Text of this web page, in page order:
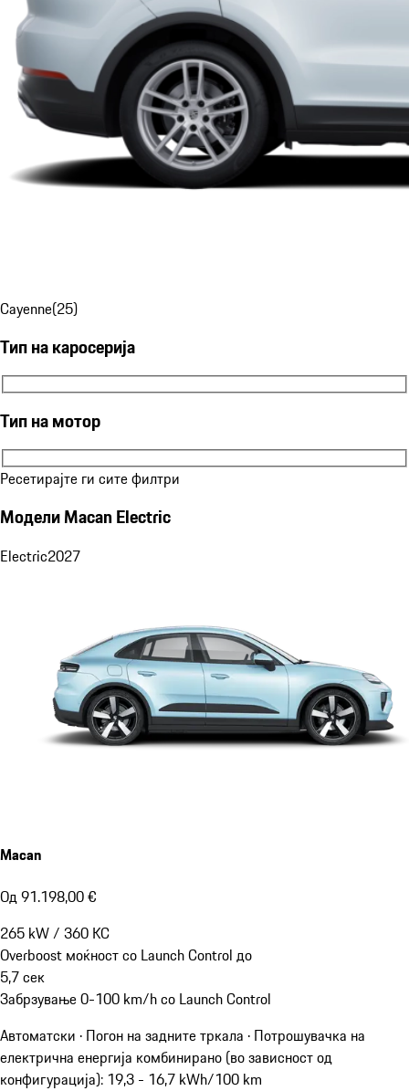
Cayenne(25)
Тип на каросерија
Тип на каросерија
Тип на мотор
Тип на мотор
Ресетирајте ги сите филтри
Модели Macan Electric
Electric2027
Macan
Од 91.198,00 €
265 kW/ 360 КС
Overboost моќност со Launch Control до
5,7сек
Забрзување 0-100 km/h со Launch Control
Автоматски · Погон на задните тркала · Потрошувачка на
електрична енергија комбинирано (во зависност од
конфигурација): 19,3 - 16,7 kWh/100 km